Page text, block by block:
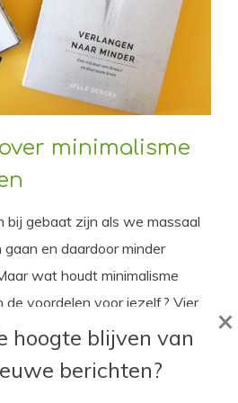
minimalisme
bij gebaat zijn als we massaal
en daardoor minder
wat houdt minimalisme
de voordelen voor jezelf? Vier
en (ont)spullen.
hoogte blijven van
berichten?
×